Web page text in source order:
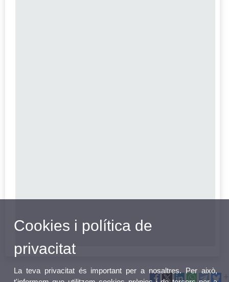
Cookies i política de
privacitat
La teva privacitat és important per a nosaltres. Per això,